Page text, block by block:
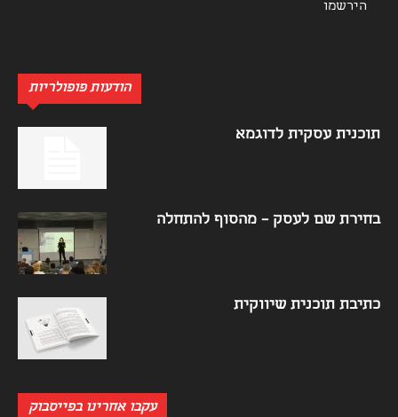
הודעות פופולריות
תוכנית עסקית לדוגמא
בחירת שם לעסק – מהסוף להתחלה
כתיבת תוכנית שיווקית
עקבו אחרינו בפייסבוק